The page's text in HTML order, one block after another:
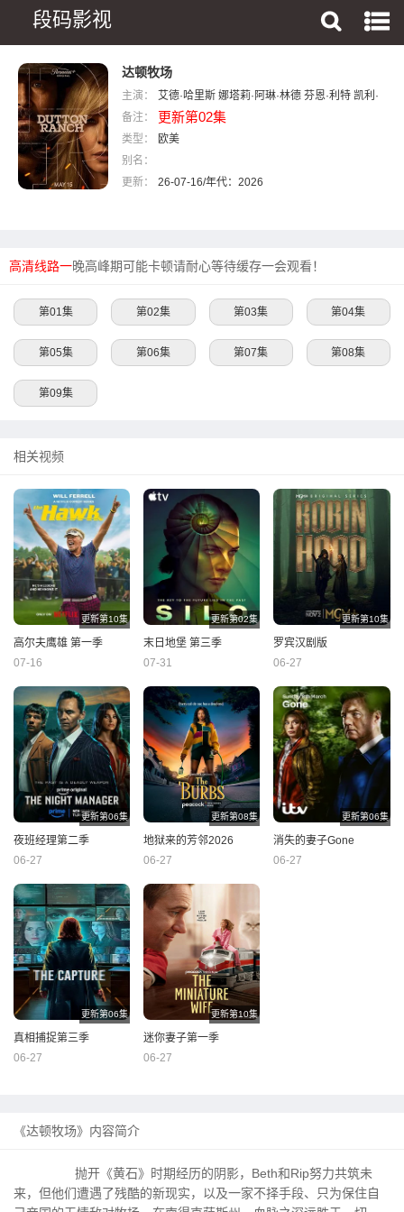
段码影视
达顿牧场
主演： 艾德·哈里斯 娜塔莉·阿琳·林德 芬恩·利特 凯利·
蕾莉 胡安·巴勃罗·拉瓦
宁 马克·门查卡
尼·霍夫纳 拉乌夫·马尔祖基
备注： 更新第02集
类型：
欧美
别名：
更新：
26-07-16/年代：2026
高清线路一晚高峰期可能卡顿请耐心等待缓存一会观看！
第01集 第02集 第03集 第04集
第05集 第06集 第07集 第08集
第09集
相关视频
更新第10集
高尔夫鹰雄 第一季
07-16
更新第02集
末日地堡 第三季
07-31
更新第10集
罗宾汉剧版
06-27
更新第06集
夜班经理第二季
06-27
更新第08集
地狱来的芳邻2026
06-27
更新第06集
消失的妻子Gone
06-27
更新第06集
真相捕捉第三季
06-27
更新第10集
迷你妻子第一季
06-27
《达顿牧场》内容简介
抛开《黄石》时期经历的阴影，Beth和Rip努力共筑未
来，但他们遭遇了残酷的新现实，以及一家不择手段、只为保住自